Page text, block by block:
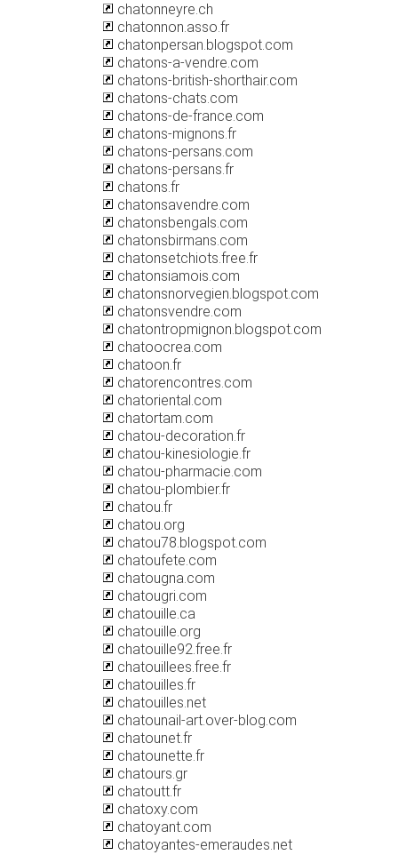
chatonneyre.ch
chatonnon.asso.fr
chatonpersan.blogspot.com
chatons-a-vendre.com
chatons-british-shorthair.com
chatons-chats.com
chatons-de-france.com
chatons-mignons.fr
chatons-persans.com
chatons-persans.fr
chatons.fr
chatonsavendre.com
chatonsbengals.com
chatonsbirmans.com
chatonsetchiots.free.fr
chatonsiamois.com
chatonsnorvegien.blogspot.com
chatonsvendre.com
chatontropmignon.blogspot.com
chatoocrea.com
chatoon.fr
chatorencontres.com
chatoriental.com
chatortam.com
chatou-decoration.fr
chatou-kinesiologie.fr
chatou-pharmacie.com
chatou-plombier.fr
chatou.fr
chatou.org
chatou78.blogspot.com
chatoufete.com
chatougna.com
chatougri.com
chatouille.ca
chatouille.org
chatouille92.free.fr
chatouillees.free.fr
chatouilles.fr
chatouilles.net
chatounail-art.over-blog.com
chatounet.fr
chatounette.fr
chatours.gr
chatoutt.fr
chatoxy.com
chatoyant.com
chatoyantes-emeraudes.net